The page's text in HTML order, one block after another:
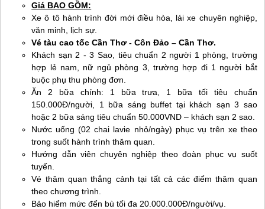
Giá BAO GỒM:
Xe ô tô hành trình đời mới điều hòa, lái xe chuyên nghiệp,
văn minh, lịch sự.
Vé tàu cao tốc Cần Thơ -Côn Đảo – Cần Thơ.
Khách sạn 2 - 3 Sao, tiêu chuẩn 2 người 1 phòng, trường
hợp lẻ nam, nữ ngủ phòng 3, trường hợp đi 1 người bắt
buộc phụ thu phòng đơn.
Ăn 2 bữa chính: 1 bữa trưa, 1 bữa tối tiêu chuẩn
150.000Đ/người, 1 bữa sáng buffet tại khách sạn 3 sao
hoặc 2 bữa sáng tiêu chuẩn 50.000VND – khách sạn 2 sao.
Nước uống (02 chai lavie nhỏ/ngày) phục vụ trên xe theo
trong suốt hành trình thăm quan.
Hướng dẫn viên chuyên nghiệp theo đoàn phục vụ suốt
tuyến.
Vé thăm quan thắng cảnh tại tất cả các điểm thăm quan
theo chương trình.
Bảo hiểm mức đển bù tối đa 20.000.000Đ/người/vụ.